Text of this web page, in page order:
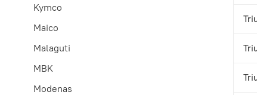
Kymco
Maico
Malaguti
MBK
Modenas